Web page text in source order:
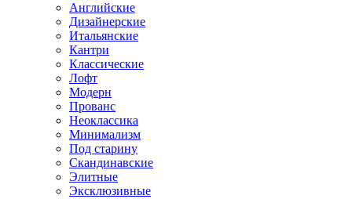
Английские
Дизайнерские
Итальянские
Кантри
Классические
Лофт
Модерн
Прованс
Неоклассика
Минимализм
Под старину
Скандинавские
Элитные
Эксклюзивные